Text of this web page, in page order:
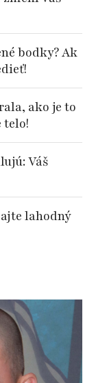
bodky? Ak
ako je to
telo!
Váš
lahodný